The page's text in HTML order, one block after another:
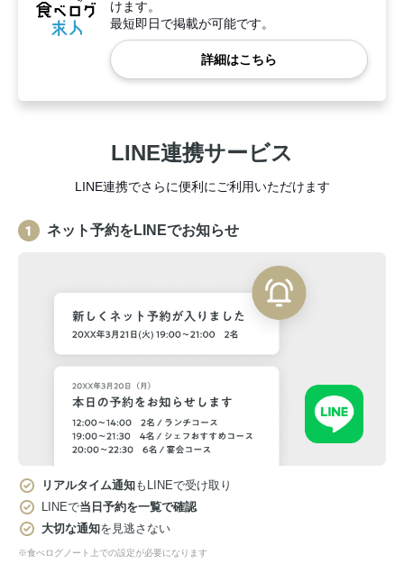
けます。
最短即日で掲載が可能です。
詳細はこちら
LINE連携サービス
LINE連携でさらに便利にご利用いただけます
ネット予約をLINEでお知らせ
リアルタイム通知もLINEで受け取り
LINEで当日予約を一覧で確認
大切な通知を見逃さない
※食べログノート上での設定が必要になります